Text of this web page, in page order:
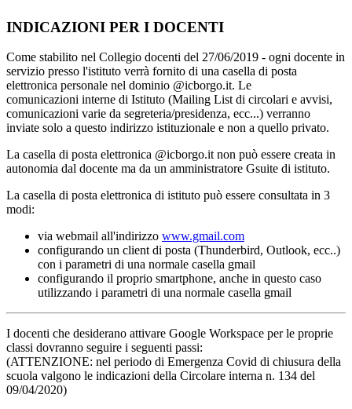
INDICAZIONI PER I DOCENTI
Come stabilito nel Collegio docenti del 27/06/2019 - ogni docente in
servizio presso l'istituto verrà fornito di una casella di posta
elettronica personale nel dominio @icborgo.it. Le
comunicazioni interne di Istituto (Mailing List di circolari e avvisi,
comunicazioni varie da segreteria/presidenza, ecc...) verranno
inviate solo a questo indirizzo istituzionale e non a quello privato.
La casella di posta elettronica @icborgo.it non può essere creata in
autonomia dal docente ma da un amministratore Gsuite di istituto.
La casella di posta elettronica di istituto può essere consultata in 3
modi:
via webmail all'indirizzo www.gmail.com
configurando un client di posta (Thunderbird, Outlook, ecc..)
con i parametri di una normale casella gmail
configurando il proprio smartphone, anche in questo caso
utilizzando i parametri di una normale casella gmail
I docenti che desiderano attivare Google Workspace per le proprie
classi dovranno seguire i seguenti passi:
(ATTENZIONE: nel periodo di Emergenza Covid di chiusura della
scuola valgono le indicazioni della Circolare interna n. 134 del
09/04/2020)